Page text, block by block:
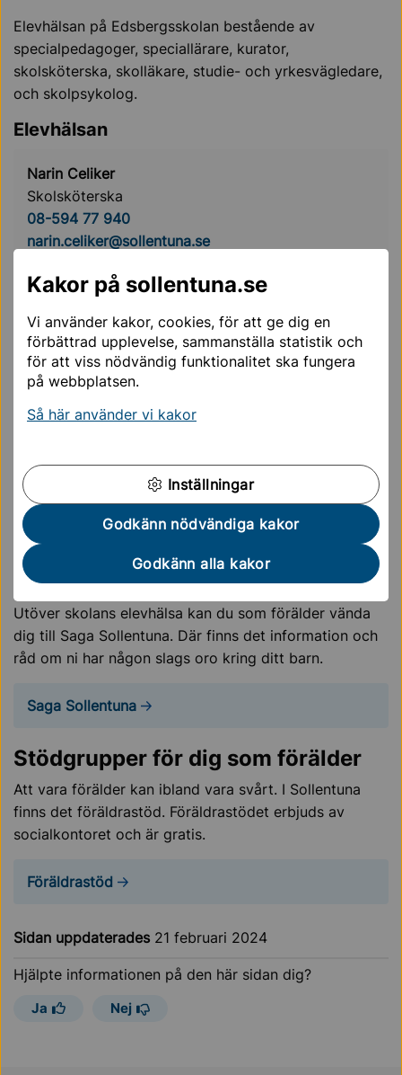
Kakor på sollentuna.se
Vi använder kakor, cookies, för att ge dig en
förbättrad upplevelse, sammanställa statistik och
för att viss nödvändig funktionalitet ska fungera
på webbplatsen.
Så här använder vi kakor
Inställningar
Godkänn nödvändiga kakor
Godkänn alla kakor
Elevhälsan på Edsbergsskolan bestående av
specialpedagoger, speciallärare, kurator,
skolsköterska, skolläkare, studie- och yrkesvägledare,
och skolpsykolog.
Elevhälsan
Narin Celiker
Skolsköterska
08-594 77 940
narin.celiker@sollentuna.se
Kurator
hanifa.nalubowa@sollentuna.se
Derya Tamimi
derya.tamimi@sollentuna.se
Råd till dig som är orolig för ditt
barn
Utöver skolans elevhälsa kan du som förälder vända
dig till Saga Sollentuna. Där finns det information och
råd om ni har någon slags oro kring ditt barn.
Saga Sollentuna
Stödgrupper för dig som förälder
Att vara förälder kan ibland vara svårt. I Sollentuna
finns det föräldrastöd. Föräldrastödet erbjuds av
socialkontoret och är gratis.
Föräldrastöd
Sidan uppdaterades 21 februari 2024
Hjälpte informationen på den här sidan dig?
Ja Nej